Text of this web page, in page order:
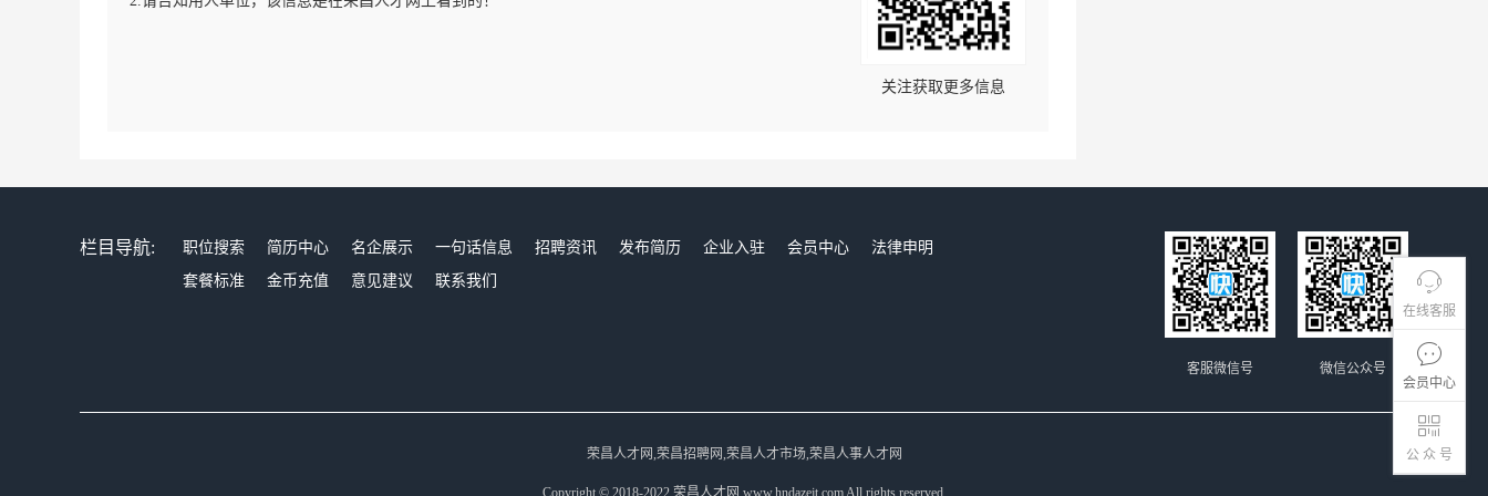
在线客服
会员中心
公 众 号
关注获取更多信息
栏目导航: 职位搜索 简历中心 名企展示 一句话信息 招聘资讯 发布简历 企业入驻 会员中心
法律申明
套餐标准
金币充值 意见建议 联系我们
微信公众号
客服微信号
荣昌人才网,荣昌招聘网,荣昌人才市场,荣昌人事人才网
Copyright © 2018-2022 荣昌人才网 www.hndazejt.com All rights reserved.